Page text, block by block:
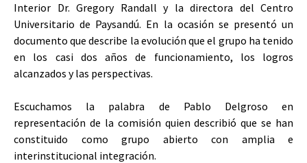
Interior Dr. Gregory Randall y la directora del Centro
Universitario de Paysandú. En la ocasión se presentó un
documento que describe la evolución que el grupo ha tenido
en los casi dos años de funcionamiento, los logros
alcanzados y las perspectivas.
Escuchamos la palabra de Pablo Delgroso en
representación de la comisión quien describió que se han
constituido como grupo abierto con amplia e
interinstitucional integración.